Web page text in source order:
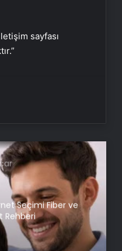
sayfası
ile Temizlikte
Seçimi Fiber ve
Rehberi